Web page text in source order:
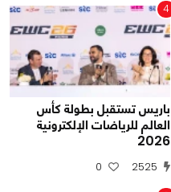
4
باريس تستقبل بطولة كأس
العالم للرياضات الإلكترونية
2026
2525
0